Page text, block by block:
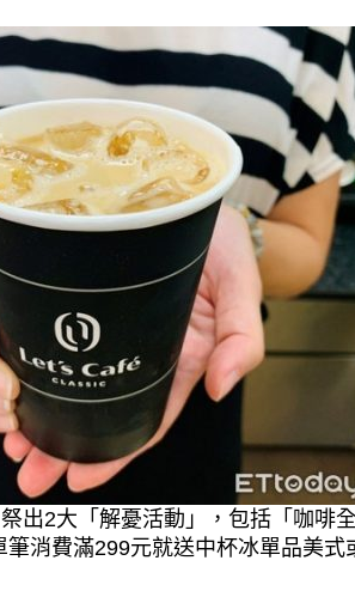
出2大「解憂活動」，包括「咖啡
消費滿299元就送中杯冰單品美